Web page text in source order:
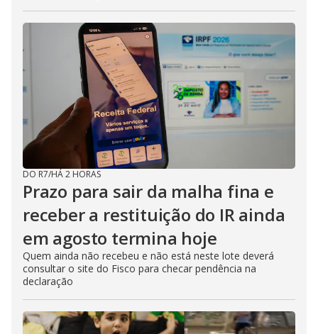
DO R7/HÁ 2 HORAS
Prazo para sair da malha fina e
receber a restituição do IR ainda
em agosto termina hoje
Quem ainda não recebeu e não está neste lote deverá
consultar o site do Fisco para checar pendência na
declaração